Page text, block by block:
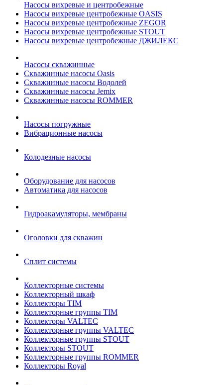
Насосы вихревые и центробежные
Насосы вихревые центробежные OASIS
Насосы вихревые центробежные ZEGOR
Насосы вихревые центробежные STOUT
Насосы вихревые центробежные ДЖИЛЕКС
Насосы скважинные
Скважинные насосы Oasis
Скважинные насосы Водолей
Скважинные насосы Jemix
Cкважинные насосы ROMMER
Насосы погружные
Вибрационные насосы
Колодезные насосы
Оборудование для насосов
Автоматика для насосов
Гидроакамуляторы, мембраны
Оголовки для скважин
Сплит системы
Коллекторные системы
Коллекторный шкаф
Коллекторы TIM
Коллекторные группы TIM
Коллекторы VALTEC
Коллекторные группы VALTEC
Коллекторные группы STOUT
Коллекторы STOUT
Коллекторные группы ROMMER
Коллекторы Royal